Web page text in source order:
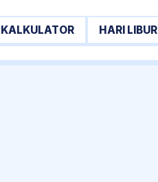
KALKULATOR HARI LIBUR